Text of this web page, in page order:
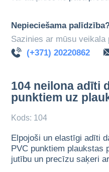
Nepieciešama
Sazinies ar mūsu veikala
(+371) 20220862
104 neilona adīti
punktiem uz
Kods: 104
Elpojoši un elastīgi adīti
PVC punktiem plaukstas
jutību un precīzu saķeri